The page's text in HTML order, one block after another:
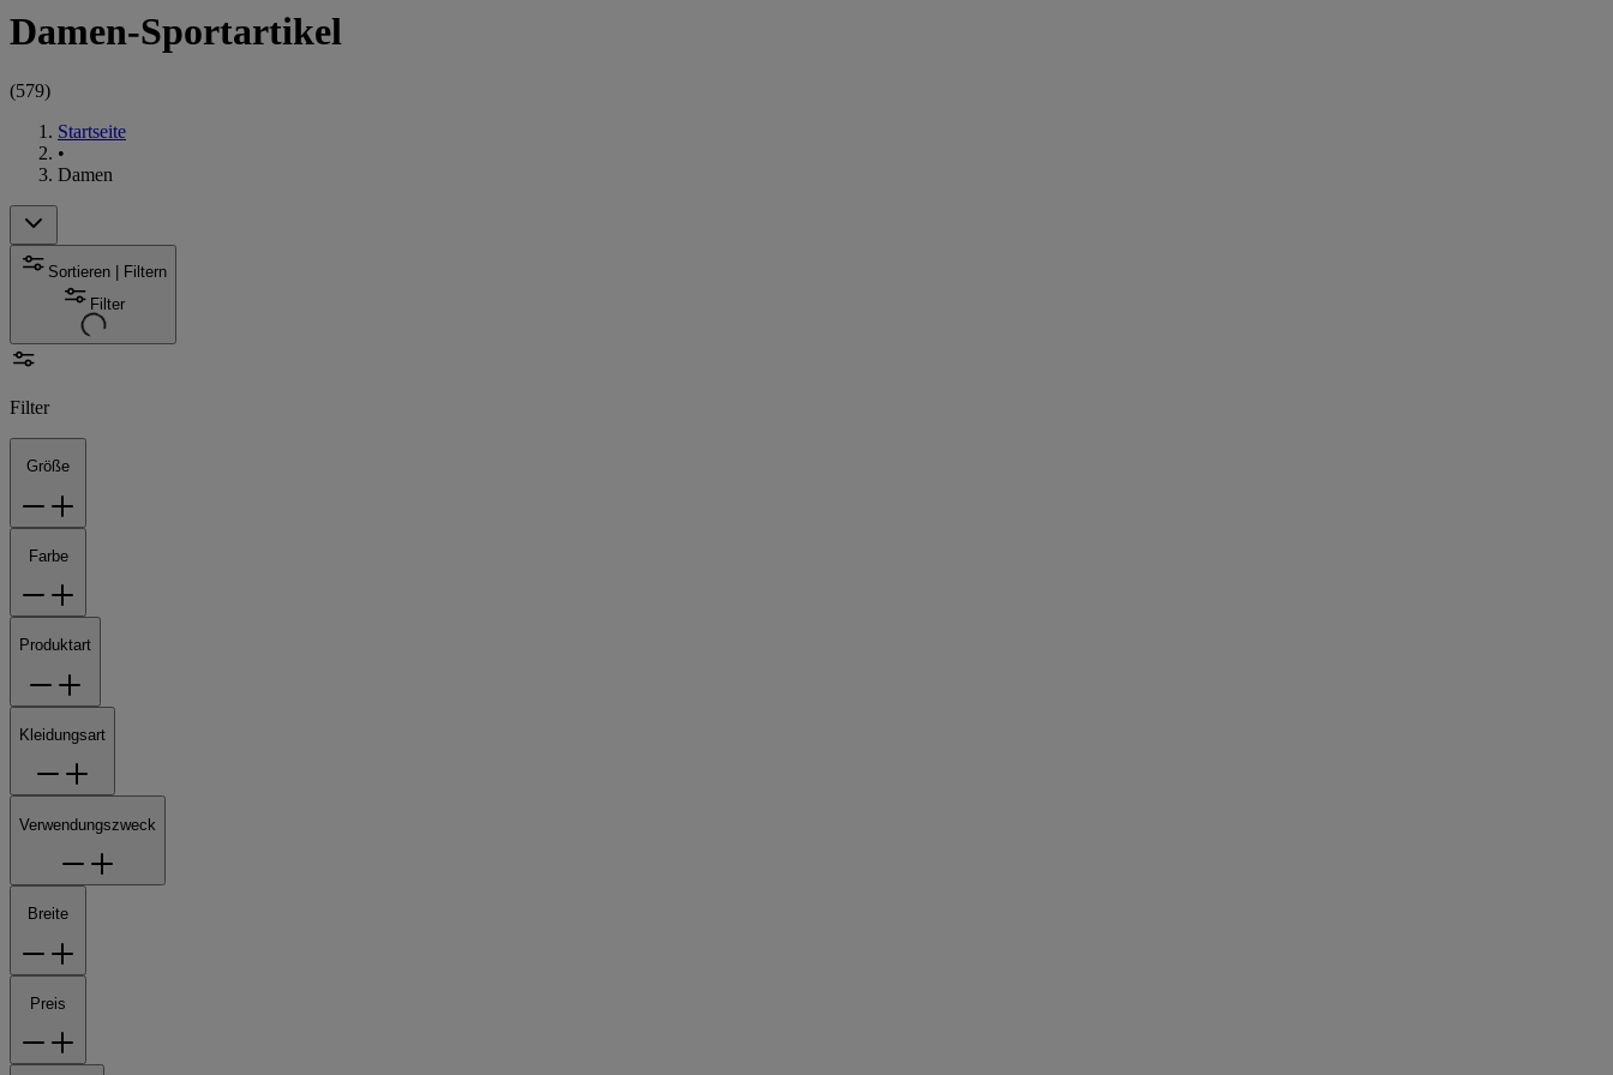
Damen-Sportartikel
(579)
Startseite
•
Damen
Sortieren | Filtern
Filter
Filter
Größe
Farbe
Produktart
Kleidungsart
Verwendungszweck
Breite
Preis